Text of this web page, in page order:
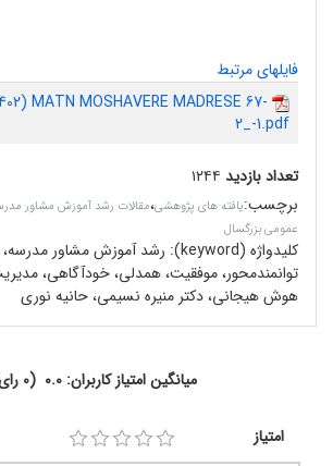
فایلهای مرتبط
MATN MOSHAVERE MADRESE 67-
2_-1.pdf
تعداد بازدید ۱۲۴۴
برچسب:یافته های پژوهشی،مقالات رشد آموزش مشاور
عمومی بزرگسال
کلیدواژه (keyword):
رشد آموزش مشاور مدرسه،
توانمندمحور، موفقیت، همدلی، خودآگاهی،
هوش هیجانی، دکتر منیره نسیمی، حانیه نوری
میانگین امتیاز کاربران: 0.0 (0 رای)
امتیاز